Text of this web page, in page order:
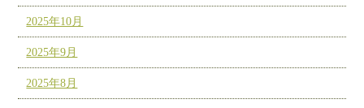
2025年10月
2025年9月
2025年8月